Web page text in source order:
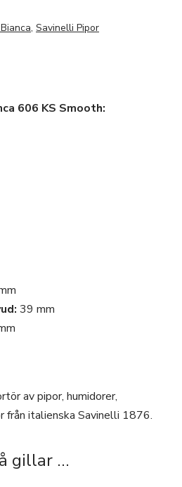
, Savinelli Pipor
606 KS Smooth:
39 mm
av pipor, humidorer,
från italienska Savinelli 1876.
gillar …